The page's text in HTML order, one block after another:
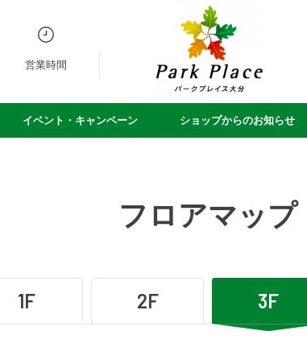
営業時間
イベント・キャンペーン ショップからのお知らせ
フロアマップ
1F 2F 3F